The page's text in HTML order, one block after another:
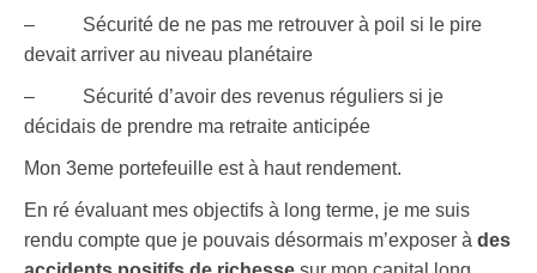
– Sécurité de ne pas me retrouver à poil si le pire
devait arriver au niveau planétaire
– Sécurité d’avoir des revenus réguliers si je
décidais de prendre ma retraite anticipée
Mon 3eme portefeuille est à haut rendement.
En ré évaluant mes objectifs à long terme, je me suis
rendu compte que je pouvais désormais m’exposer à des